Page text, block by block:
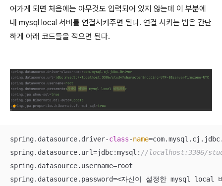
어가게 되면 처음에는 아무것도 입력되어 있지 않는데 이 부분에
내 mysql local 서버를 연결시켜주면 된다. 연결 시키는 법은 간단
하게 아래 코드들을 적으면 된다.
spring.datasource.driver-class-name
spring.datasource.url=jdbc:mysql: //localhost:3306/
spring.datasource.username=root
spring.datasource.password=<자신이 설정한 mysql local